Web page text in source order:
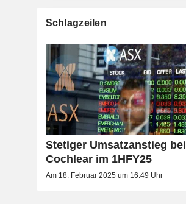
Schlagzeilen
Stetiger Umsatzanstieg bei
Cochlear im 1HFY25
Am 18. Februar 2025 um 16:49 Uhr